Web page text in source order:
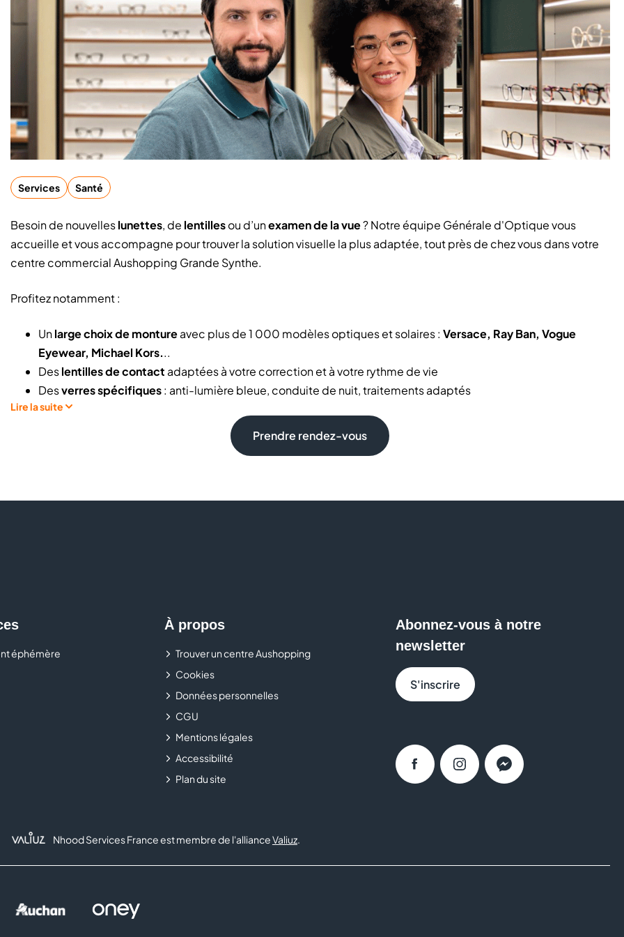
Services Santé
Besoin de nouvelleslunettes, de lentillesou d’unexamen de la vue? Notre équipe Générale d'Optique vous
accueille et vous accompagne pour trouver la solution visuelle la plus adaptée, tout près de chez vous dans votre
centre commercial Aushopping Grande Synthe.
Profitez notamment :
Unlarge choix de montureavec plus de 1 000 modèles optiques et solaires : Versace, Ray Ban, Vogue
Eyewear, Michael Kors...
Deslentilles de contact adaptées à votre correction et à votre rythme de vie
Desverres spécifiques: anti-lumière bleue, conduite de nuit, traitements adaptés
Votreexamen de la vue
Des offres accessibles, comme la deuxième paire à prix avantageux ou des solutions de financement type
Des experts vous conseillent et vous accompagnent pour choisir vos lunettes, lentilles et traitements de
Lire la suite
Prendre rendez-vous
éphémère
À propos
Trouver un centre Aushopping
Cookies
Données personnelles
CGU
Mentions légales
Accessibilité
Plan du site
Abonnez-vous à notre
newsletter
S'inscrire
FacebookInstagramMessenger
Nhood Services France est membre de l'allianceValiuz.